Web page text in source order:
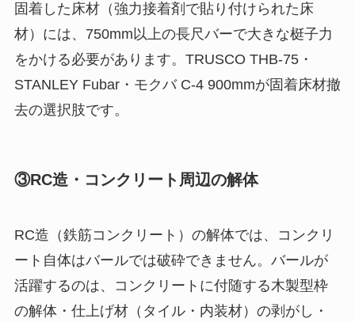
固着した床材（強力接着剤で貼り付けられた床
材）には、750mm以上の長尺バーで大きな梃子力
をかける必要があります。TRUSCO THB-75・
STANLEY Fubar・モクバ C-4 900mmが固着床材撤
去の選択肢です。
③RC造・コンクリート周辺の解体
RC造（鉄筋コンクリート）の解体では、コンクリ
ート自体はバールでは破砕できません。バールが
活躍するのは、コンクリートに付随する木製型枠
の解体・仕上げ材（タイル・内装材）の剥がし・